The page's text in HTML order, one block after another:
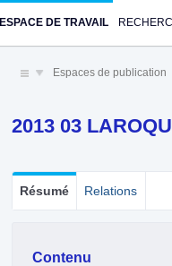
ESPACE DE TRAVAIL
Espaces de publication
2013 03
Résumé Relations
Contenu